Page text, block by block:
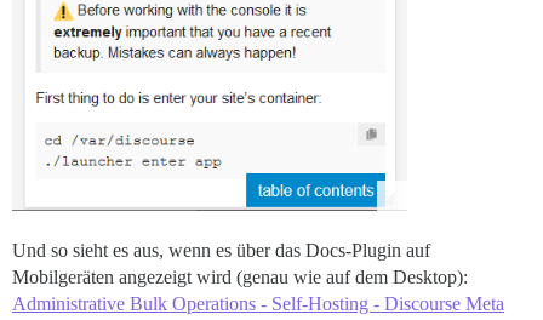
Und so sieht es aus, wenn es über das Docs-Plugin auf
Mobilgeräten angezeigt wird (genau wie auf dem Desktop):
Administrative Bulk Operations - Self-Hosting - Discourse Meta